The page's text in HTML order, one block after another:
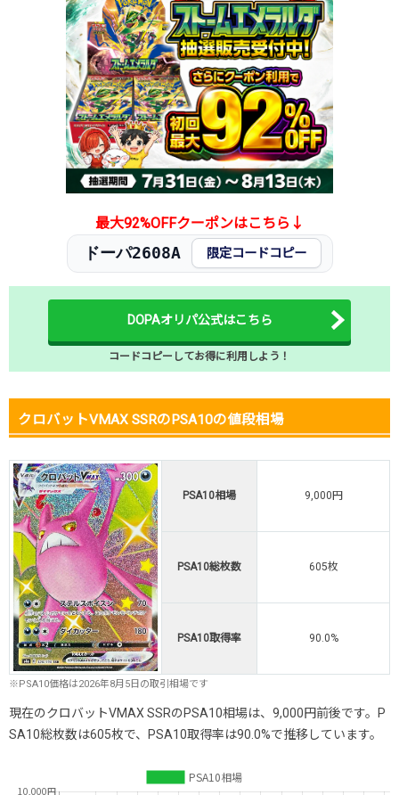
2026.1.5 300円 580円
5,500円
2025.12.25
300円 580円
5,500円
2025.12.15
300円 580円
2025.12.5
300円 580円
5,500円
2025.11.25
300円 580円
5,500円
2025.11.15
300円 580円
5,500円
2025.11.5
300円 580円
5,500円
2025.10.25
300円 580円
5,500円
発売日初動
800円 -円
最大92%OFFクーポンはこちら↓
ドーパ2608A 限定コードコピー
DOPAオリパ公式はこちら
コードコピーしてお得に利用しよう！
クロバットVMAX SSRのPSA10の値段相場
PSA10相場 9,000円
PSA10総枚数 605枚
PSA10取得率 90.0%
※PSA10価格は2026年8月5日の取引相場です
現在のクロバットVMAX SSRのPSA10相場は、9,000円前後です。P
SA10総枚数は605枚で、PSA10取得率は90.0%で推移しています。